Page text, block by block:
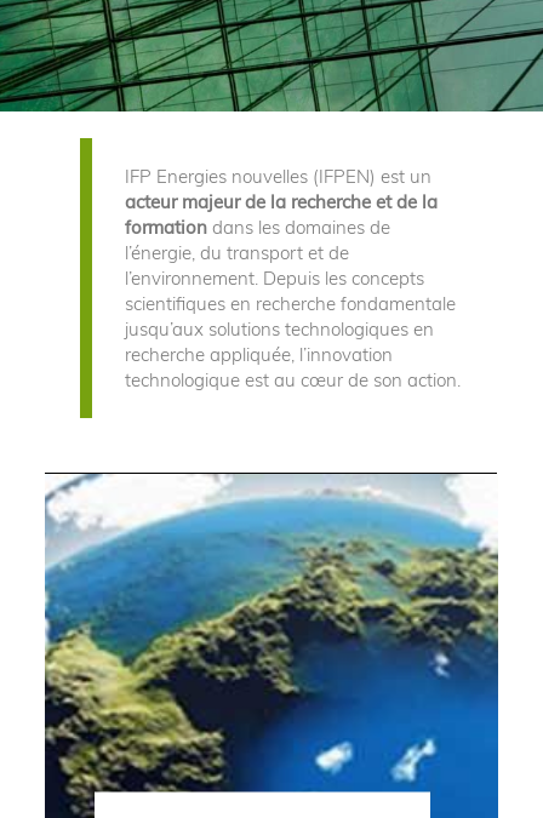
IFP Energies nouvelles (IFPEN) est un
acteur majeur de la recherche et de la
formation dans les domaines de
l’énergie, du transport et de
l’environnement. Depuis les concepts
scientifiques en recherche fondamentale
jusqu’aux solutions technologiques en
recherche appliquée, l’innovation
technologique est au cœur de son action.